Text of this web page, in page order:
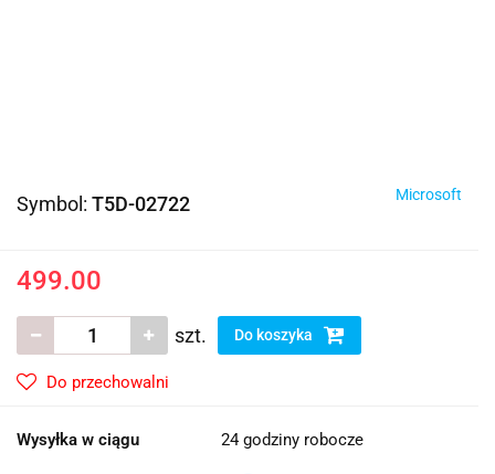
Symbol: T5D-02722 Microsoft
499.00
szt. Do koszyka
Do przechowalni
Wysyłka w ciągu 24 godziny robocze